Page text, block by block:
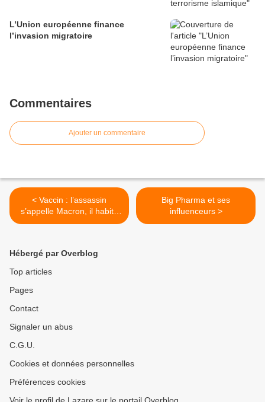
L’Union européenne finance
l’invasion migratoire
Commentaires
Ajouter un commentaire
< Vaccin : l’assassin
s’appelle Macron, il habite
au 55 rue du Faubourg St
Big Pharma et ses
influenceurs >
Hébergé par Overblog
Top articles
Pages
Contact
Signaler un abus
C.G.U.
Cookies et données personnelles
Préférences cookies